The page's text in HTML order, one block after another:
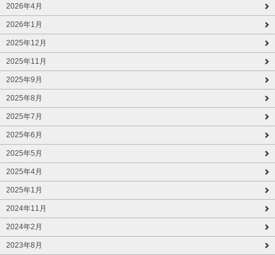
2026年4月
2026年1月
2025年12月
2025年11月
2025年9月
2025年8月
2025年7月
2025年6月
2025年5月
2025年4月
2025年1月
2024年11月
2024年2月
2023年8月